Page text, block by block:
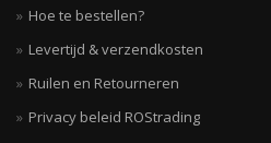
Hoe te bestellen?
Levertijd & verzendkosten
Ruilen en Retourneren
Privacy beleid ROStrading